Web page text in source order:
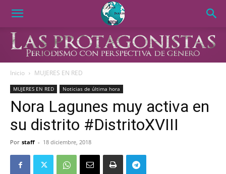
Inicio MUJERES EN RED
MUJERES EN RED Noticias de última hora
Nora Lagunes muy activa en
su distrito #DistritoXVIII
Por staff - 18 diciembre, 2018